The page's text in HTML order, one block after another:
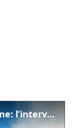
Incendio tra Duino e Monfalcone: l’intervento dei vigili del fuoco